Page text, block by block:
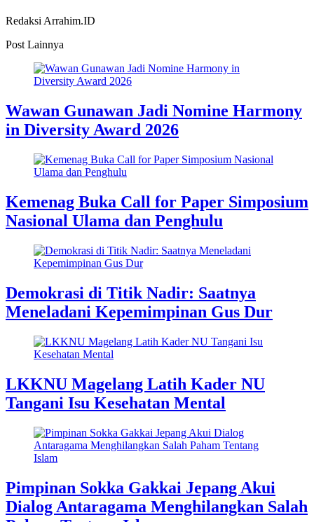
Redaksi Arrahim.ID
Post Lainnya
Wawan Gunawan Jadi Nomine Harmony
in Diversity Award 2026
Kemenag Buka Call for Paper Simposium
Nasional Ulama dan Penghulu
Demokrasi di Titik Nadir: Saatnya
Meneladani Kepemimpinan Gus Dur
LKKNU Magelang Latih Kader NU
Tangani Isu Kesehatan Mental
Pimpinan Sokka Gakkai Jepang Akui
Dialog Antaragama Menghilangkan Salah